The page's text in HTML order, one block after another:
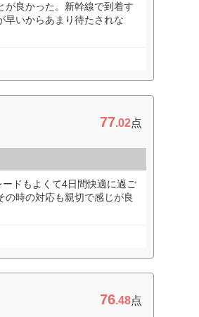
が良かった。新幹線で到着す
早いからあまり待たされな
77.02点
ドもよくて4日間快適に過ご
時の対応も親切で感じが良
76.48点